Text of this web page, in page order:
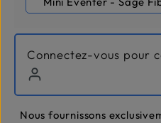
Connectez-vous pour
Nous fournissons